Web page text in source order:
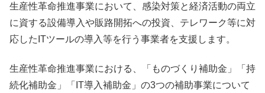
生産性革命推進事業において、感染対策と経済活動の両立
に資する設備導入や販路開拓への投資、テレワーク等に対
応したITツールの導入等を行う事業者を支援します。
生産性革命推進事業における、「ものづくり補助金」「持
続化補助金」「IT導入補助金」の3つの補助事業について